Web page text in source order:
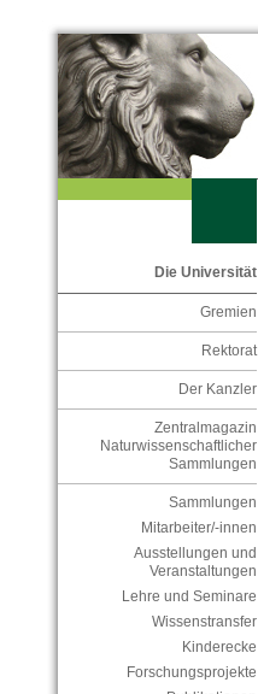
Die Universität
Gremien
Rektorat
Der Kanzler
Zentralmagazin
Naturwissenschaftlicher
Sammlungen
Sammlungen
Mitarbeiter/-innen
Ausstellungen und
Veranstaltungen
Lehre und Seminare
Wissenstransfer
Kinderecke
Forschungsprojekte